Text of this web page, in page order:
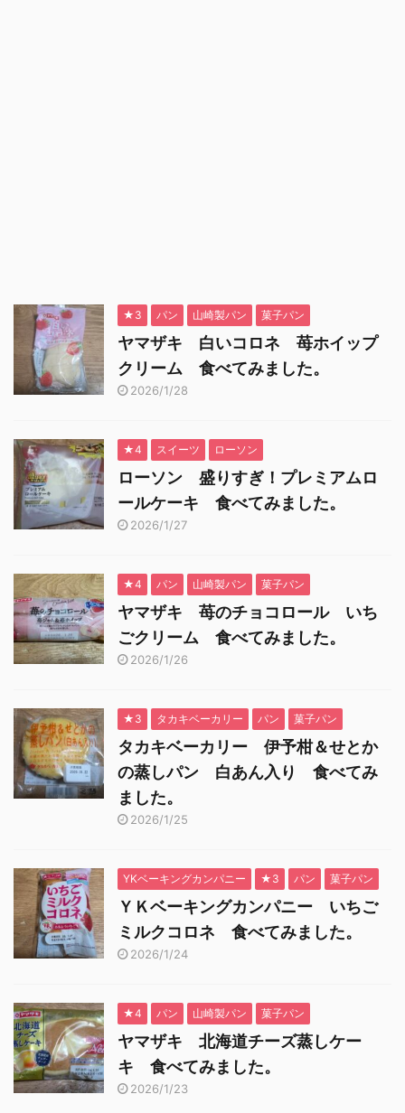
★3 パン 山崎製パン 菓子パン
ヤマザキ 白いコロネ 苺ホイップ
クリーム 食べてみました。
2026/1/28
★4 スイーツ ローソン
ローソン 盛りすぎ！プレミアムロ
ールケーキ 食べてみました。
2026/1/27
★4 パン 山崎製パン 菓子パン
ヤマザキ 苺のチョコロール いち
ごクリーム 食べてみました。
2026/1/26
★3 タカキベーカリー パン 菓子パン
タカキベーカリー 伊予柑＆せとか
の蒸しパン 白あん入り 食べてみ
ました。
2026/1/25
YKベーキングカンパニー ★3 パン 菓子パン
ＹＫベーキングカンパニー いちご
ミルクコロネ 食べてみました。
2026/1/24
★4 パン 山崎製パン 菓子パン
ヤマザキ 北海道チーズ蒸しケー
キ 食べてみました。
2026/1/23